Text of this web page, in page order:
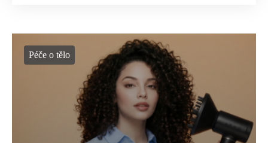
Péče o tělo